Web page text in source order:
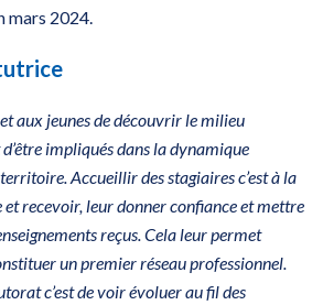
mars 2024.
aux jeunes de découvrir le milieu
impliqués dans la dynamique
Accueillir des stagiaires c’est à la
recevoir, leur donner confiance et mettre
reçus. Cela leur permet
un premier réseau professionnel.
c’est de voir évoluer au fil des